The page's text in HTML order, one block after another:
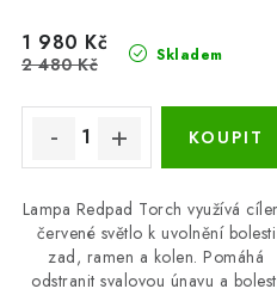
k
t
ů
Skladem
1 980 Kč
2 480 Kč
Lampa Redpad Torch využívá
červené světlo k uvolnění bolesti
zad, ramen a kolen. Pomáhá
odstranit svalovou únavu a